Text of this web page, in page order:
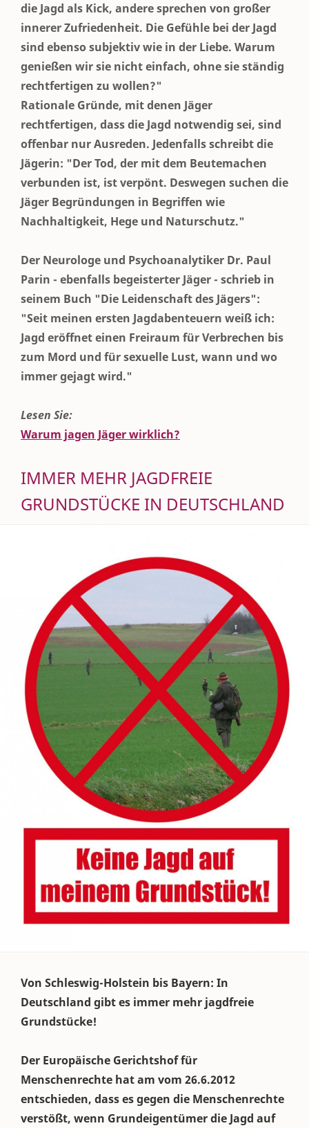
die Jagd als Kick, andere sprechen von großer
innerer Zufriedenheit. Die Gefühle bei der Jagd
sind ebenso subjektiv wie in der Liebe. Warum
genießen wir sie nicht einfach, ohne sie ständig
rechtfertigen zu wollen?"
Rationale Gründe, mit denen Jäger
rechtfertigen, dass die Jagd notwendig sei, sind
offenbar nur Ausreden. Jedenfalls schreibt die
Jägerin: "Der Tod, der mit dem Beutemachen
verbunden ist, ist verpönt. Deswegen suchen die
Jäger Begründungen in Begriffen wie
Nachhaltigkeit, Hege und Naturschutz."
Der Neurologe und Psychoanalytiker Dr. Paul
Parin - ebenfalls begeisterter Jäger - schrieb in
seinem Buch "Die Leidenschaft des Jägers":
"Seit meinen ersten Jagdabenteuern weiß ich:
Jagd eröffnet einen Freiraum für Verbrechen bis
zum Mord und für sexuelle Lust, wann und wo
immer gejagt wird."
Lesen Sie:
Warum jagen Jäger wirklich?
IMMER MEHR JAGDFREIE
GRUNDSTÜCKE IN DEUTSCHLAND
Von Schleswig-Holstein bis Bayern: In
Deutschland gibt es immer mehr jagdfreie
Grundstücke!
Der Europäische Gerichtshof für
Menschenrechte hat am vom 26.6.2012
entschieden, dass es gegen die Menschenrechte
verstößt, wenn Grundeigentümer die Jagd auf